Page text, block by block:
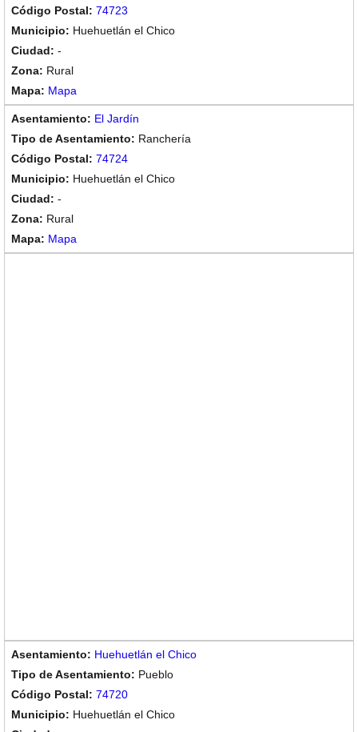
74723
Huehuetlán el Chico
-
Rural
Mapa
El Jardín
Ranchería
74724
Huehuetlán el Chico
-
Rural
Mapa
Huehuetlán el Chico
Pueblo
74720
Huehuetlán el Chico